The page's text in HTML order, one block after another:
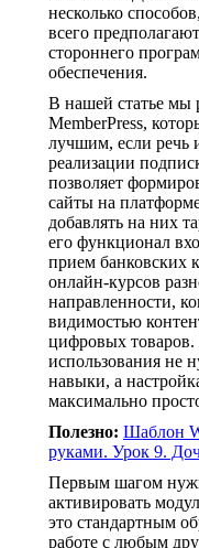
несколько
всего
стороннего
обеспечения.
В нашей статье мы
MemberPress,
лучшим, если речь
реализации
позволяет
сайты на
добавлять на них
его функционал
прием банковских
онлайн-курсов
направленности,
видимостью
цифровых
использования не
навыки, а
максимально
Полезно: Шаблон
руками. Урок 9.
Первым шагом
активировать
это стандартным
работе с любым